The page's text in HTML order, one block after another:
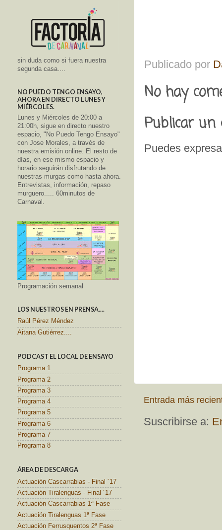
Publicado por
No hay
Publicar
Puedes
Entrada más
Suscribirse a:
sin duda como si fuera nuestra
segunda casa....
NO PUEDO TENGO ENSAYO,
AHORA EN DIRECTO LUNES Y
MIÉRCOLES.
Lunes y Miércoles de 20:00 a
21:00h, sigue en directo nuestro
espacio, "No Puedo Tengo Ensayo"
con Jose Morales, a través de
nuestra emisión online. El resto de
días, en ese mismo espacio y
horario seguirán disfrutando de
nuestras murgas como hasta ahora.
Entrevistas, información, repaso
murguero..... 60minutos de
Carnaval.
Programación semanal
LOS NUESTROS EN PRENSA....
Raúl Pérez Méndez
Aitana Gutiérrez....
PODCAST EL LOCAL DE ENSAYO
Programa 1
Programa 2
Programa 3
Programa 4
Programa 5
Programa 6
Programa 7
Programa 8
ÁREA DE DESCARGA
Actuación Cascarrabias - Final ´17
Actuación Tiralenguas - Final ´17
Actuación Cascarrabias 1ª Fase
Actuación Tiralenguas 1ª Fase
Actuación Ferrusquentos 2ª Fase